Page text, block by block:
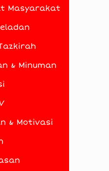
Masyarakat
& Minuman
& Motivasi